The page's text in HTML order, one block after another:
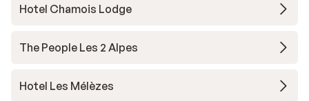
Hotel Chamois Lodge
The People Les 2 Alpes
Hotel Les Mélèzes